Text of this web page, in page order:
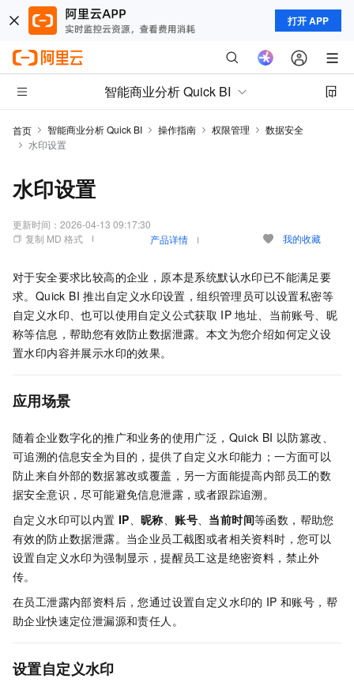
打开 APP
智能商业分析 Quick BI
首页 智能商业分析 Quick BI 操作指南 权限管理
数据安全
水印设置
水印设置
更新时间： 2026-04-13 09:17:30
复制 MD 格式
产品详情 我的收藏
对于安全要求比较高的企业，原本是系统默认水印已不能满足要
求。Quick BI 推出自定义水印设置，组织管理员可以设置私密等
自定义水印、也可以使用自定义公式获取 IP 地址、当前账号、昵
称等信息，帮助您有效防止数据泄露。本文为您介绍如何定义设
置水印内容并展示水印的效果。
应用场景
随着企业数字化的推广和业务的使用广泛，Quick BI 以防篡改、
可追溯的信息安全为目的，提供了自定义水印能力；一方面可以
防止来自外部的数据篡改或覆盖，另一方面能提高内部员工的数
据安全意识，尽可能避免信息泄露，或者跟踪追溯。
自定义水印可以内置 IP、昵称、 账号、 当前时间等函数，帮助您
有效的防止数据泄露。当企业员工截图或者相关资料时，您可以
设置自定义水印为强制显示，提醒员工这是绝密资料，禁止外
传。
在员工泄露内部资料后，您通过设置自定义水印的 IP 和账号，帮
助企业快速定位泄漏源和责任人。
设置自定义水印